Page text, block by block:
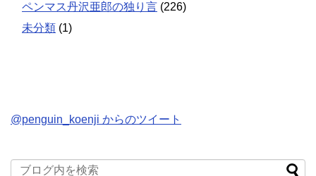
ペンマス丹沢亜郎の独り言 (226)
未分類 (1)
@penguin_koenji からのツイート